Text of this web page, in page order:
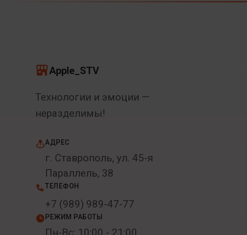
Apple_STV
Технологии и эмоции —
неразделимы!
АДРЕС
г. Ставрополь, ул. 45-я
Параллель, 38
ТЕЛЕФОН
+7 (989) 989-47-77
РЕЖИМ РАБОТЫ
Пн-Вс: 10:00 - 21:00